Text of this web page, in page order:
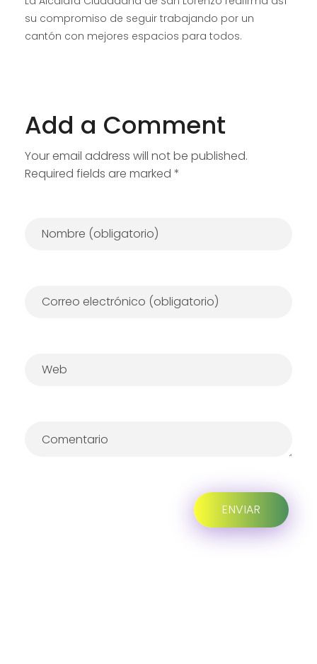
su compromiso de seguir trabajando por un
cantón con mejores espacios para todos.
Add a Comment
Your email address will not be published.
Required fields are marked *